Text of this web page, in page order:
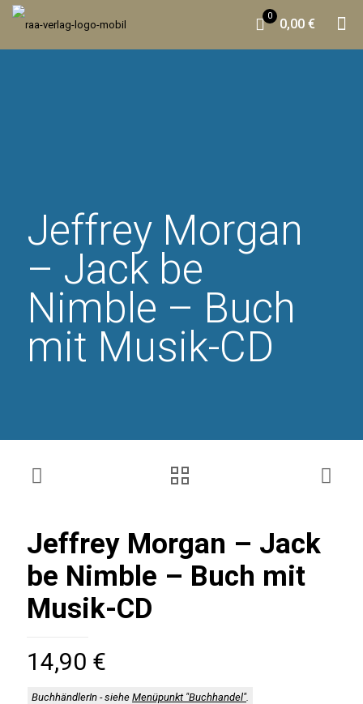
0
0,00 €
Jeffrey Morgan
– Jack be
Nimble – Buch
mit Musik-CD
Jeffrey Morgan – Jack
be Nimble – Buch mit
Musik-CD
14,90 €
BuchhändlerIn - siehe Menüpunkt "Buchhandel".